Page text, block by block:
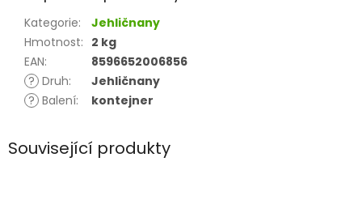
Kategorie:
Jehličnany
Hmotnost: 2 kg
EAN:
8596652006856
? Druh:
Jehličnany
? Balení: kontejner
Související produkty